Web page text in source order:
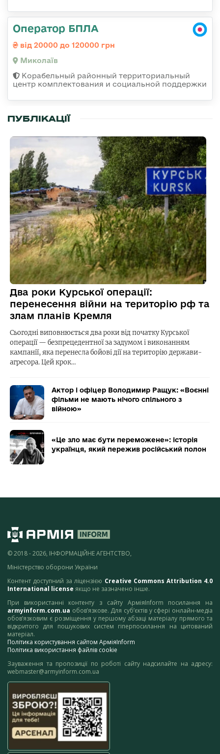
Оператор БПЛА
від 20000 до 120000 грн
Миколаїв
Корабельный районный территориальный
центр комплектования и социальной поддержки
ПУБЛІКАЦІЇ
Два роки Курської операції:
перенесення війни на територію рф та
злам планів Кремля
Сьогодні виповнюється два роки від початку Курської
операції — безпрецедентної за задумом і виконанням
кампанії, яка перенесла бойові дії на територію держави-
агресора. Цей крок…
Актор і офіцер Володимир Ращук: «Воєнні
фільми не мають нічого спільного з
війною»
«Це зло має бути переможене»: історія
українця, який пережив російський полон
© 2018 - 2026, ІНФОРМАЦІЙНЕ АГЕНТСТВО,
Міністерство оборони України
Контент доступний за ліцензією Creative Commons Attribution 4.0
International license якщо не зазначено інше.
При використанні контенту з сайту АрміяInform посилання на
armyinform.com.ua обов’язкове. Для суб’єктів у сфері онлайн-медіа
обов’язковим є розміщення у першому абзаці матеріалу прямого та
відкритого для пошукових систем гіперпосилання на цитований
матеріал.
Політика користування сайтом АрміяInform
Політика використання файлів cookie
Зауваження та пропозиції по роботі сайту надсилайте на адресу:
webmaster@armyinform.com.ua